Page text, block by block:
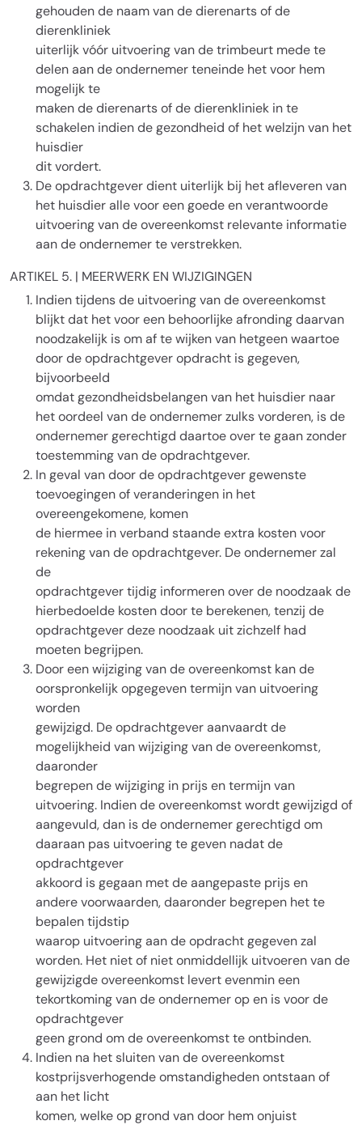
gehouden de naam van de dierenarts of de
dierenkliniek
uiterlijk vóór uitvoering van de trimbeurt mede te
delen aan de ondernemer teneinde het voor hem
mogelijk te
maken de dierenarts of de dierenkliniek in te
schakelen indien de gezondheid of het welzijn van het
huisdier
dit vordert.
De opdrachtgever dient uiterlijk bij het afleveren van
het huisdier alle voor een goede en verantwoorde
uitvoering van de overeenkomst relevante informatie
aan de ondernemer te verstrekken.
ARTIKEL 5. | MEERWERK EN WIJZIGINGEN
Indien tijdens de uitvoering van de overeenkomst
blijkt dat het voor een behoorlijke afronding daarvan
noodzakelijk is om af te wijken van hetgeen waartoe
door de opdrachtgever opdracht is gegeven,
bijvoorbeeld
omdat gezondheidsbelangen van het huisdier naar
het oordeel van de ondernemer zulks vorderen, is de
ondernemer gerechtigd daartoe over te gaan zonder
toestemming van de opdrachtgever.
In geval van door de opdrachtgever gewenste
toevoegingen of veranderingen in het
overeengekomene, komen
de hiermee in verband staande extra kosten voor
rekening van de opdrachtgever. De ondernemer zal
de
opdrachtgever tijdig informeren over de noodzaak de
hierbedoelde kosten door te berekenen, tenzij de
opdrachtgever deze noodzaak uit zichzelf had
moeten begrijpen.
Door een wijziging van de overeenkomst kan de
oorspronkelijk opgegeven termijn van uitvoering
worden
gewijzigd. De opdrachtgever aanvaardt de
mogelijkheid van wijziging van de overeenkomst,
daaronder
begrepen de wijziging in prijs en termijn van
uitvoering. Indien de overeenkomst wordt gewijzigd of
aangevuld, dan is de ondernemer gerechtigd om
daaraan pas uitvoering te geven nadat de
opdrachtgever
akkoord is gegaan met de aangepaste prijs en
andere voorwaarden, daaronder begrepen het te
bepalen tijdstip
waarop uitvoering aan de opdracht gegeven zal
worden. Het niet of niet onmiddellijk uitvoeren van de
gewijzigde overeenkomst levert evenmin een
tekortkoming van de ondernemer op en is voor de
opdrachtgever
geen grond om de overeenkomst te ontbinden.
Indien na het sluiten van de overeenkomst
kostprijsverhogende omstandigheden ontstaan of
aan het licht
komen, welke op grond van door hem onjuist